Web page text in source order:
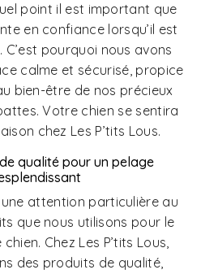
point il est important que
en confiance lorsqu’il est
C’est pourquoi nous avons
calme et sécurisé, propice
bien-être de nos précieux
Votre chien se sentira
chez Les P’tits Lous.
qualité pour un pelage
attention particulière au
que nous utilisons pour le
Chez Les P’tits Lous,
des produits de qualité,